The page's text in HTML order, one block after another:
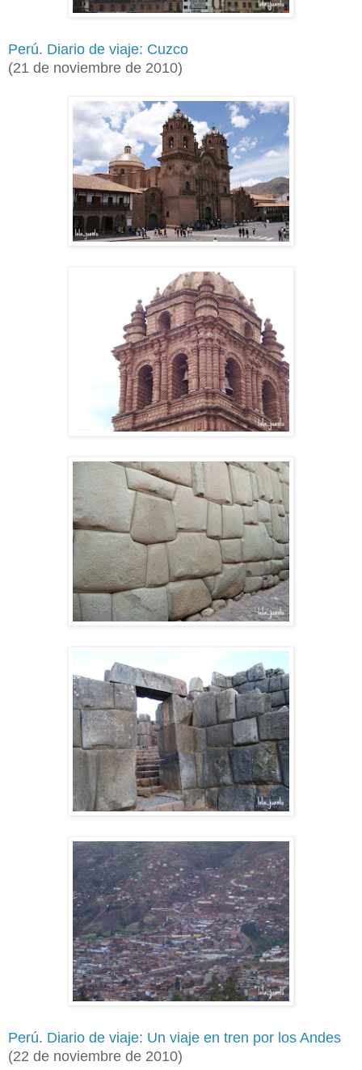
Perú. Diario de viaje: Cuzco
(21 de noviembre de 2010)
Perú. Diario de viaje: Un viaje en tren por los Andes
(22 de noviembre de 2010)